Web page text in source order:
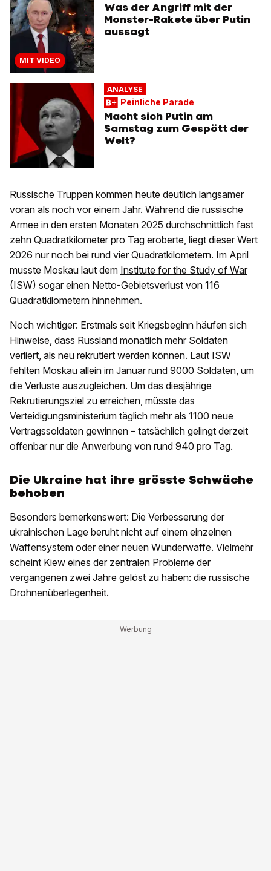
MIT VIDEO
Was der Angriff mit der
Monster-Rakete über Putin
aussagt
ANALYSE
Peinliche Parade
Macht sich Putin am
Samstag zum Gespött der
Welt?
Russische Truppen kommen heute deutlich langsamer
voran als noch vor einem Jahr. Während die russische
Armee in den ersten Monaten 2025 durchschnittlich fast
zehn Quadratkilometer pro Tag eroberte, liegt dieser Wert
2026 nur noch bei rund vier Quadratkilometern. Im April
musste Moskau laut dem Institute for the Study of War
(ISW) sogar einen Netto-Gebietsverlust von 116
Quadratkilometern hinnehmen.
Noch wichtiger: Erstmals seit Kriegsbeginn häufen sich
Hinweise, dass Russland monatlich mehr Soldaten
verliert, als neu rekrutiert werden können. Laut ISW
fehlten Moskau allein im Januar rund 9000 Soldaten, um
die Verluste auszugleichen. Um das diesjährige
Rekrutierungsziel zu erreichen, müsste das
Verteidigungsministerium täglich mehr als 1100 neue
Vertragssoldaten gewinnen – tatsächlich gelingt derzeit
offenbar nur die Anwerbung von rund 940 pro Tag.
Die Ukraine hat ihre grösste Schwäche
behoben
Besonders bemerkenswert: Die Verbesserung der
ukrainischen Lage beruht nicht auf einem einzelnen
Waffensystem oder einer neuen Wunderwaffe. Vielmehr
scheint Kiew eines der zentralen Probleme der
vergangenen zwei Jahre gelöst zu haben: die russische
Drohnenüberlegenheit.